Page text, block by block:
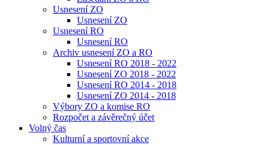
Usnesení ZO
Usnesení ZO
Usnesení RO
Usnesení RO
Archiv usnesení ZO a RO
Usnesení RO 2018 - 2022
Usnesení ZO 2018 - 2022
Usnesení RO 2014 - 2018
Usnesení ZO 2014 - 2018
Výbory ZO a komise RO
Rozpočet a závěrečný účet
Volný čas
Kulturní a sportovní akce